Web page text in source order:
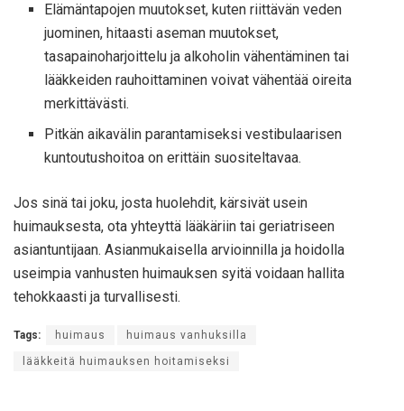
Elämäntapojen muutokset, kuten riittävän veden
juominen, hitaasti aseman muutokset,
tasapainoharjoittelu ja alkoholin vähentäminen tai
lääkkeiden rauhoittaminen voivat vähentää oireita
merkittävästi.
Pitkän aikavälin parantamiseksi vestibulaarisen
kuntoutushoitoa on erittäin suositeltavaa.
Jos sinä tai joku, josta huolehdit, kärsivät usein
huimauksesta, ota yhteyttä lääkäriin tai geriatriseen
asiantuntijaan. Asianmukaisella arvioinnilla ja hoidolla
useimpia vanhusten huimauksen syitä voidaan hallita
tehokkaasti ja turvallisesti.
Tags: huimaus huimaus vanhuksilla
lääkkeitä huimauksen hoitamiseksi